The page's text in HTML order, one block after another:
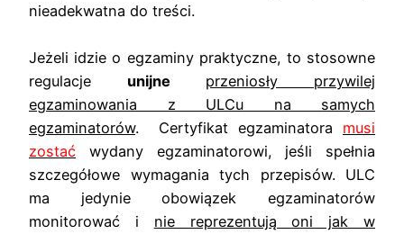
nieadekwatna do treści.
Jeżeli idzie o egzaminy praktyczne, to stosowne
regulacje unijne
przeniosły przywilej
egzaminowania z ULCu na samych
egzaminatorów. Certyfikat egzaminatora musi
zostać wydany egzaminatorowi, jeśli spełnia
szczegółowe wymagania tych przepisów. ULC
ma jedynie obowiązek egzaminatorów
monitorować i nie reprezentują oni jak w